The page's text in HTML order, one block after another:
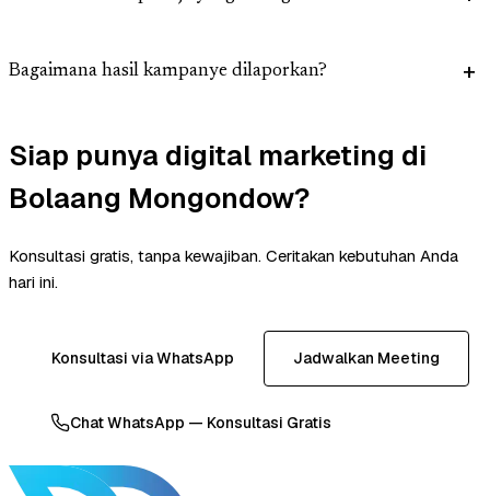
Bagaimana hasil kampanye dilaporkan?
Siap punya digital marketing di
Bolaang Mongondow?
Konsultasi gratis, tanpa kewajiban. Ceritakan kebutuhan Anda
hari ini.
Konsultasi via WhatsApp Jadwalkan Meeting
Chat WhatsApp — Konsultasi Gratis